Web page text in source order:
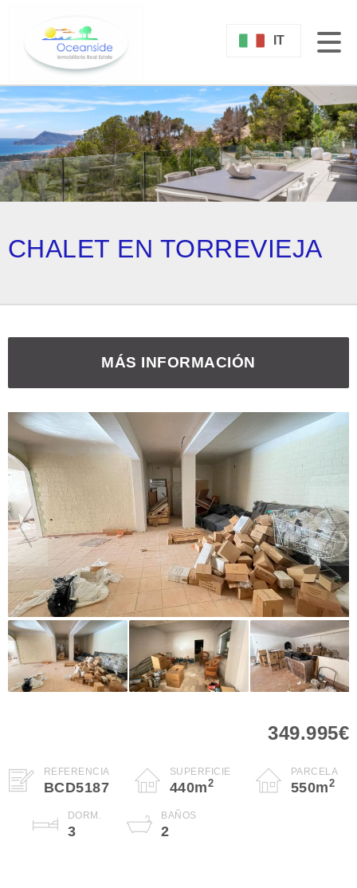
IT
CHALET EN TORREVIEJA
MÁS INFORMACIÓN
349.995€
REFERENCIA
BCD5187
SUPERFICIE
440m2
PARCELA
550m2
DORM.
3
BAÑOS
2